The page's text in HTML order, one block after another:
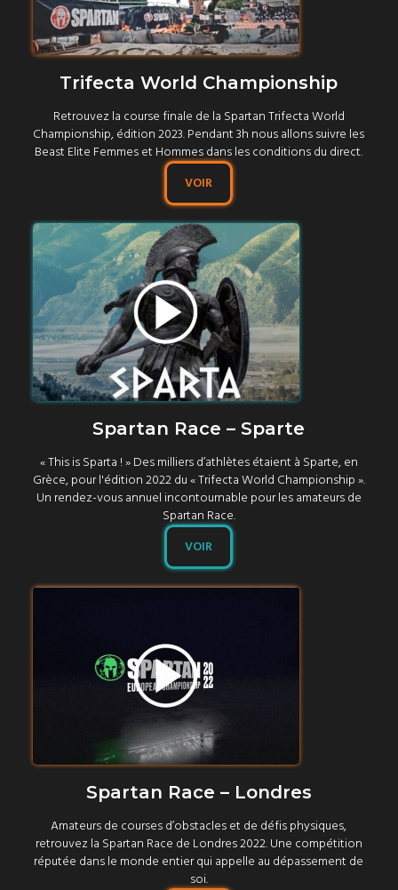
Trifecta World Championship
Retrouvez la course finale de la Spartan Trifecta World
Championship, édition 2023. Pendant 3h nous allons suivre les
Beast Elite Femmes et Hommes dans les conditions du direct.
VOIR
Spartan Race – Sparte
« This is Sparta ! » Des milliers d’athlètes étaient à Sparte, en
Grèce, pour l'édition 2022 du « Trifecta World Championship ».
Un rendez-vous annuel incontournable pour les amateurs de
Spartan Race.
VOIR
Spartan Race – Londres
Amateurs de courses d’obstacles et de défis physiques,
retrouvez la Spartan Race de Londres 2022. Une compétition
réputée dans le monde entier qui appelle au dépassement de
soi.